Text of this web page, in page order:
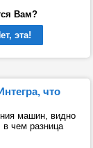
Вам?
эта!
что
машин, видно
в чем разница